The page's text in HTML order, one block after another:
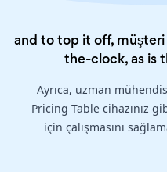
and to top it off,
the-clock, as is
Ayrıca, uzman
Pricing Table cihazınız
için çalışmasını